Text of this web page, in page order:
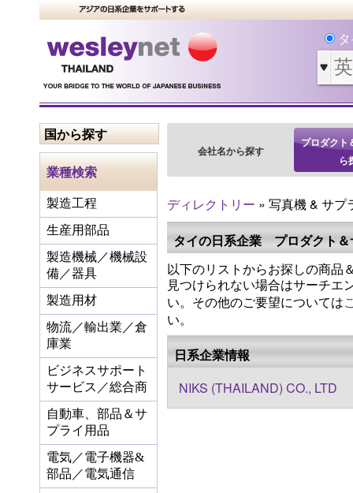
国から探す
業種検索
製造工程
生産用部品
製造機械／機械設
備／器具
製造用材
物流／輸出業／倉
庫業
ビジネスサポート
サービス／総合商
自動車、部品＆サ
プライ用品
電気／電子機器&
部品／電気通信
会社名から探す
プロダクト
ら
ディレクトリー » 写真機 & サプ
タイの日系企業 プロダクト＆
以下のリストからお探しの商品
見つけられない場合はサーチエ
い。その他のご要望については
い。
日系企業情報
NIKS (THAILAND) CO., LTD